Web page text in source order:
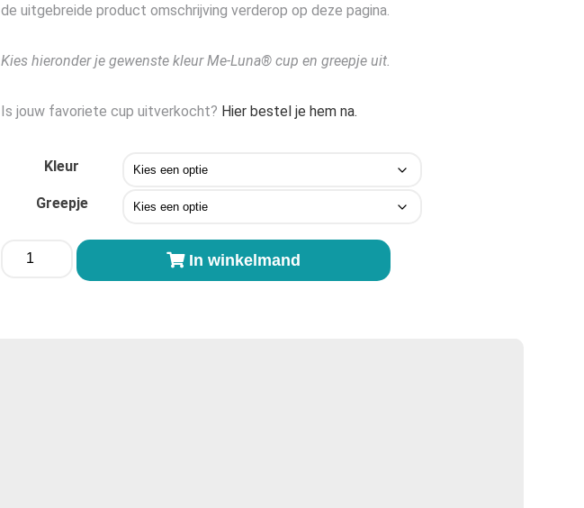
de uitgebreide product omschrijving verderop op deze pagina.
Kies hieronder je gewenste kleur Me-Luna® cup en greepje uit.
Is jouw favoriete cup uitverkocht? Hier bestel je hem na.
Kleur
Greepje
Me-
In winkelmand